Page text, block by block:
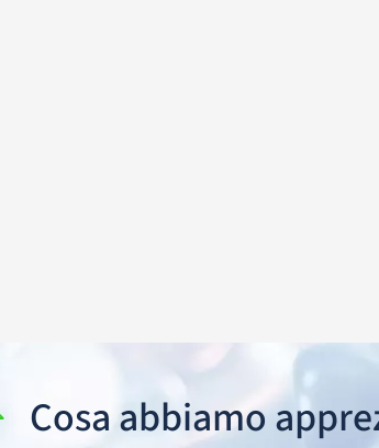
Cosa abbiamo